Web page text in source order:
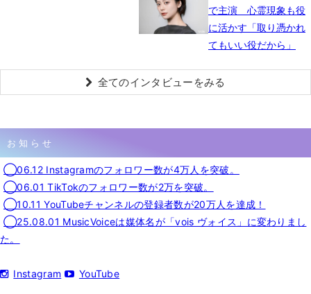
で主演 心霊現象も役
に活かす「取り憑かれ
てもいい役だから」
全てのインタビューをみる
お知らせ
◯06.12 Instagramのフォロワー数が4万人を突破。
◯06.01 TikTokのフォロワー数が2万を突破。
◯10.11 YouTubeチャンネルの登録者数が20万人を達成！
◯25.08.01 MusicVoiceは媒体名が「vois ヴォイス」に変わりまし
た。
Instagram YouTube